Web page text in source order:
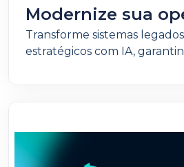
Modernize sua
colocar suas
negócio em risco
Transforme sistemas
estratégicos com IA,